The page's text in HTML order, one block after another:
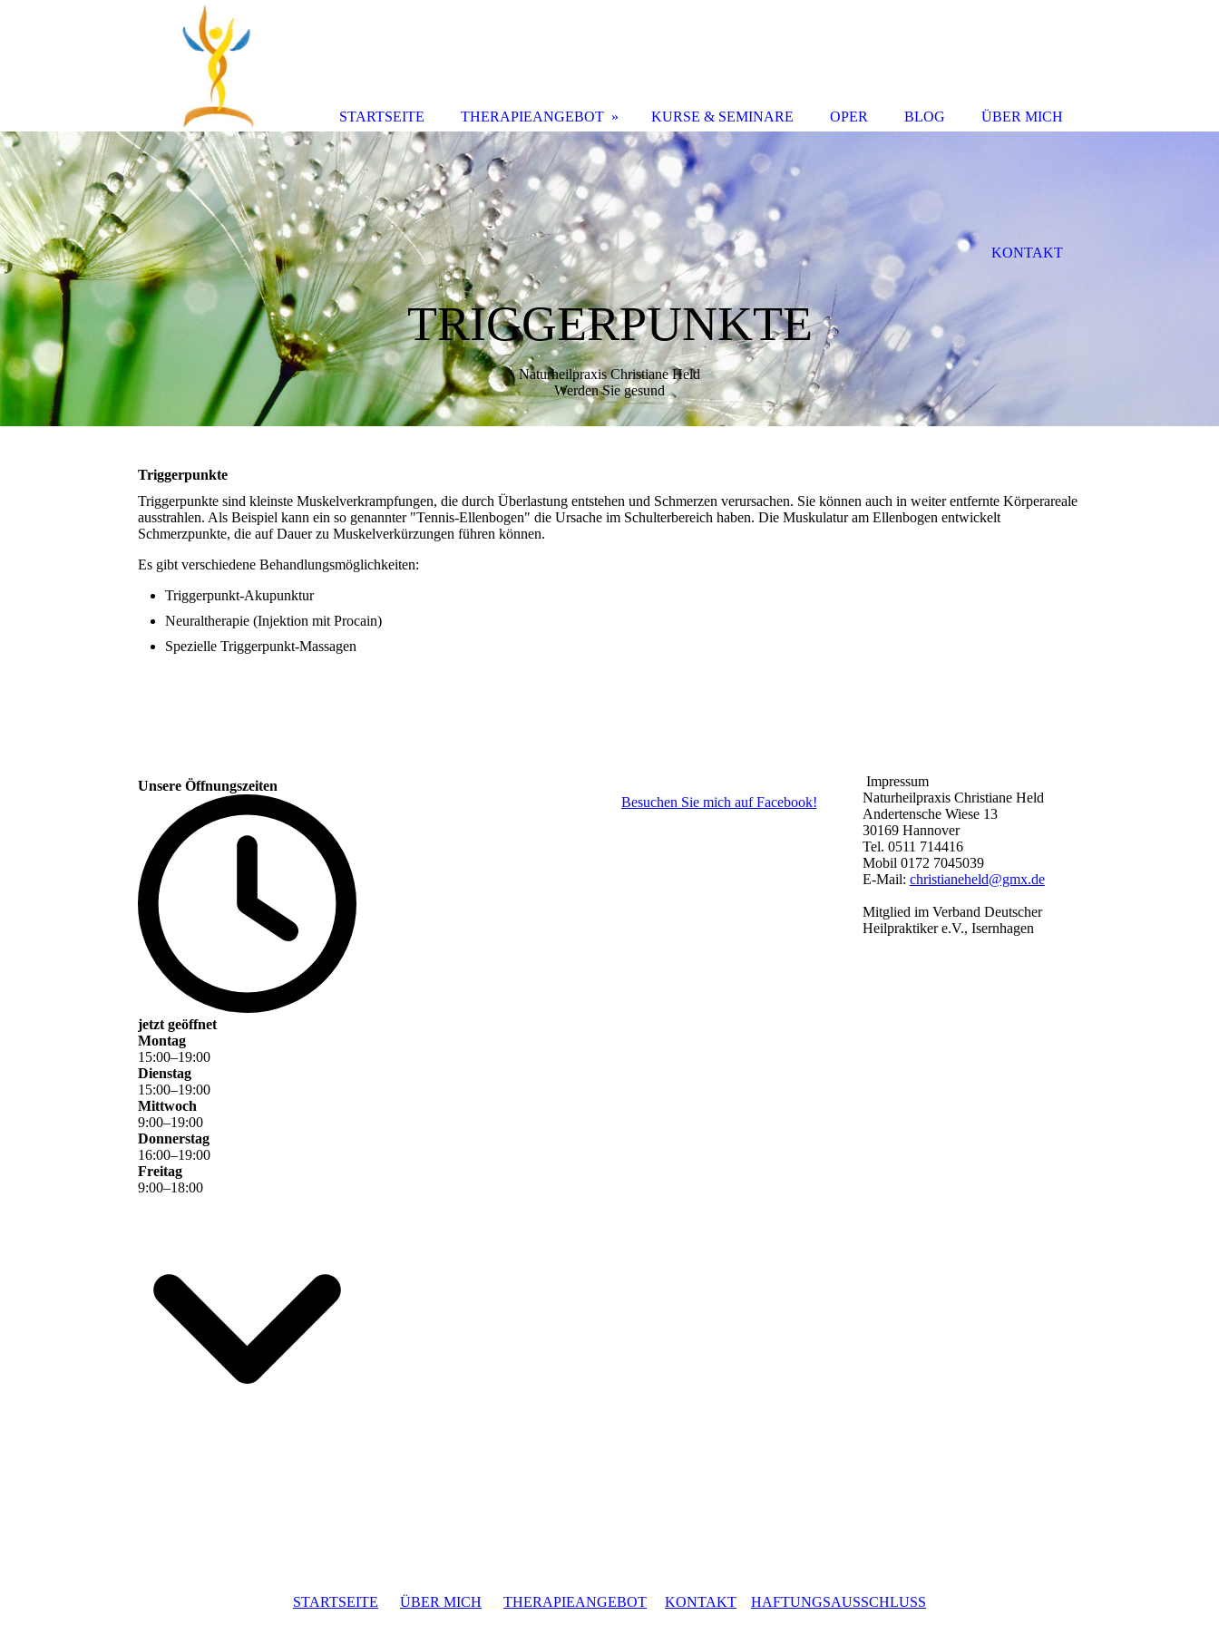
TRIGGERPUNKTE
Naturheilpraxis Christiane Held
Werden Sie gesund
Triggerpunkte
Triggerpunkte sind kleinste Muskelverkrampfungen, die durch Überlastung entstehen und Schmerzen verursachen. Sie können auch in weiter entfernte Körperareale
ausstrahlen. Als Beispiel kann ein so genannter "Tennis-Ellenbogen" die Ursache im Schulterbereich haben. Die Muskulatur am Ellenbogen entwickelt
Schmerzpunkte, die auf Dauer zu Muskelverkürzungen führen können.
Es gibt verschiedene Behandlungsmöglichkeiten:
Triggerpunkt-Akupunktur
Neuraltherapie (Injektion mit Procain)
Spezielle Triggerpunkt-Massagen
Unsere Öffnungszeiten
jetzt geöffnet
Montag
15:00–19:00
Dienstag
15:00–19:00
Mittwoch
9:00–19:00
Donnerstag
16:00–19:00
Freitag
9:00–18:00
Besuchen Sie mich auf Facebook!
Impressum
Naturheilpraxis Christiane Held
Andertensche Wiese 13
30169 Hannover
Tel. 0511 714416
Mobil 0172 7045039
E-Mail: christianeheld@gmx.de
Mitglied im Verband Deutscher
Heilpraktiker e.V., Isernhagen
STARTSEITE ÜBER MICH THERAPIEANGEBOT KONTAKT HAFTUNGSAUSSCHLUSS
STARTSEITE THERAPIEANGEBOT KURSE & SEMINARE OPER BLOG ÜBER MICH
KONTAKT